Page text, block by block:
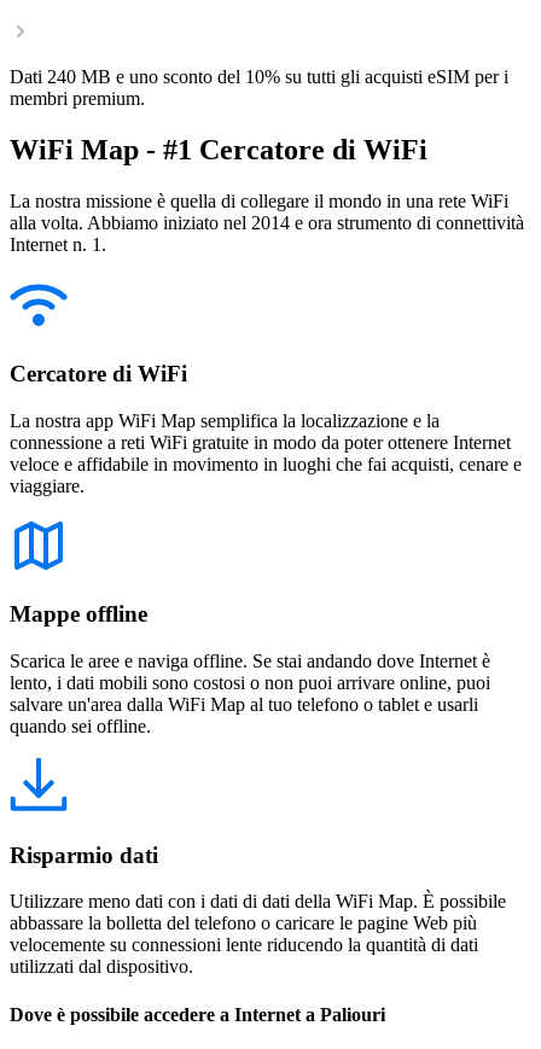
Dati 240 MB e uno sconto del 10% su tutti gli acquisti eSIM per i
membri premium.
WiFi Map - #1 Cercatore di WiFi
La nostra missione è quella di collegare il mondo in una rete WiFi
alla volta. Abbiamo iniziato nel 2014 e ora strumento di connettività
Internet n. 1.
Cercatore di WiFi
La nostra app WiFi Map semplifica la localizzazione e la
connessione a reti WiFi gratuite in modo da poter ottenere Internet
veloce e affidabile in movimento in luoghi che fai acquisti, cenare e
viaggiare.
Mappe offline
Scarica le aree e naviga offline. Se stai andando dove Internet è
lento, i dati mobili sono costosi o non puoi arrivare online, puoi
salvare un'area dalla WiFi Map al tuo telefono o tablet e usarli
quando sei offline.
Risparmio dati
Utilizzare meno dati con i dati di dati della WiFi Map. È possibile
abbassare la bolletta del telefono o caricare le pagine Web più
velocemente su connessioni lente riducendo la quantità di dati
utilizzati dal dispositivo.
Dove è possibile accedere a Internet a Paliouri